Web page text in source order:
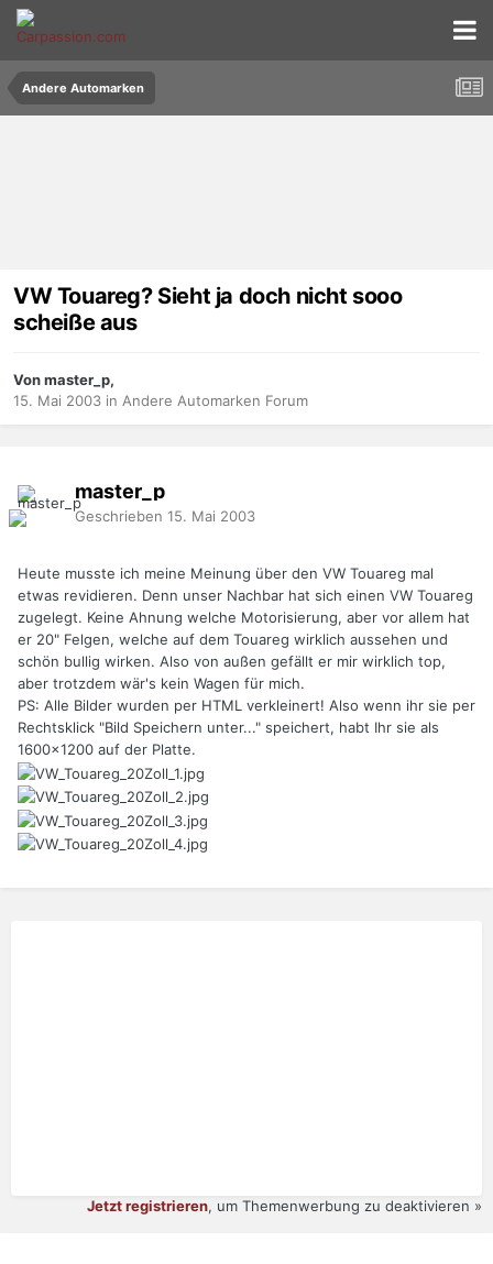
Andere Automarken
VW Touareg? Sieht ja doch nicht sooo
scheiße aus
Von master_p,
15. Mai 2003 in Andere Automarken Forum
master_p
Geschrieben 15. Mai 2003
Heute musste ich meine Meinung über den VW Touareg mal
etwas revidieren. Denn unser Nachbar hat sich einen VW Touareg
zugelegt. Keine Ahnung welche Motorisierung, aber vor allem hat
er 20" Felgen, welche auf dem Touareg wirklich aussehen und
schön bullig wirken. Also von außen gefällt er mir wirklich top,
aber trotzdem wär's kein Wagen für mich.
PS: Alle Bilder wurden per HTML verkleinert! Also wenn ihr sie per
Rechtsklick "Bild Speichern unter..." speichert, habt Ihr sie als
1600x1200 auf der Platte.
Jetzt registrieren, um Themenwerbung zu deaktivieren »